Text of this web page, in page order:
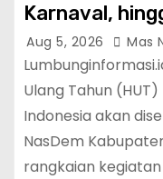
Karnaval,
Aug 5, 2026 Mas
Ulang Tahun
Indonesia akan
NasDem
rangkaian